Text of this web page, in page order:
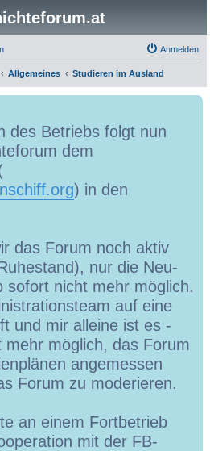
Anmelden
Allgemeines Studieren im Ausland
des Betriebs folgt nun
dem
) in den
das Forum noch aktiv
nur die Neu-
sofort nicht mehr möglich.
auf eine
und mir alleine ist es -
mehr möglich, das Forum
angemessen
Forum zu moderieren.
an einem Fortbetrieb
mit der FB-